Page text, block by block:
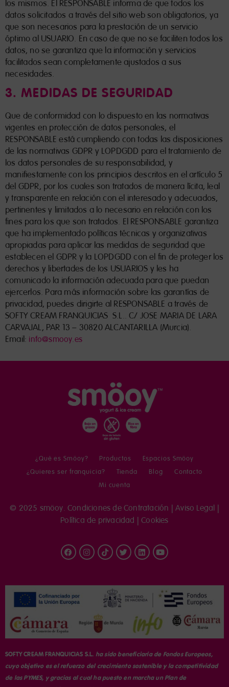
los mismos. El RESPONSABLE informa de que todos los
datos solicitados a través del sitio web son obligatorios, ya
que son necesarios para la prestación de un servicio
óptimo al USUARIO. En caso de que no se faciliten todos los
datos, no se garantiza que la información y servicios
facilitados sean completamente ajustados a sus
necesidades.
3. MEDIDAS DE SEGURIDAD
Que de conformidad con lo dispuesto en las normativas
vigentes en protección de datos personales, el
RESPONSABLE está cumpliendo con todas las disposiciones
de las normativas GDPR y LOPDGDD para el tratamiento de
los datos personales de su responsabilidad, y
manifiestamente con los principios descritos en el artículo 5
del GDPR, por los cuales son tratados de manera lícita, leal
y transparente en relación con el interesado y adecuados,
pertinentes y limitados a lo necesario en relación con los
fines para los que son tratados. El RESPONSABLE garantiza
que ha implementado políticas técnicas y organizativas
apropiadas para aplicar las medidas de seguridad que
establecen el GDPR y la LOPDGDD con el fin de proteger los
derechos y libertades de los USUARIOS y les ha
comunicado la información adecuada para que puedan
ejercerlos. Para más información sobre las garantías de
privacidad, puedes dirigirte al RESPONSABLE a través de
SOFTY CREAM FRANQUICIAS S.L.. C/ JOSE MARIA DE LARA
CARVAJAL, PAR 13 – 30820 ALCANTARILLA (Murcia).
Email: info@smooy.es
¿Qué es Smöoy? Productos
Espacios Smöoy
¿Quieres ser franquicia?
Tienda Blog
Contacto
Mi cuenta
© 2025 smöoy.Condiciones de Contratación |Aviso Legal
Política de privacidad |Cookies
SOFTY CREAM FRANQUICIAS S.L. ha sido beneficiaria de Fondos Europeos,
cuyo objetivo es el refuerzo del crecimiento sostenible y la competitividad
de las PYMES, y gracias al cual ha puesto en marcha un Plan de